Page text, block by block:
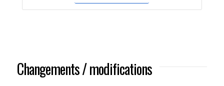
Changements / modifications